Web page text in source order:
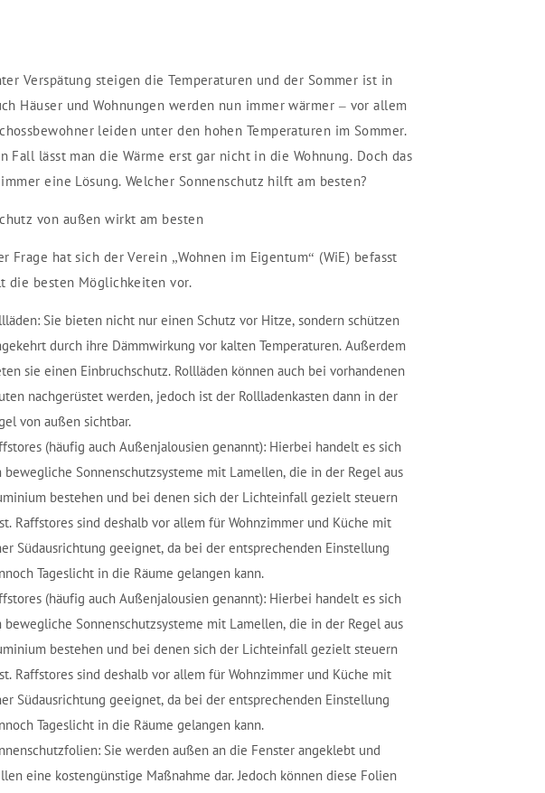
Verspätung steigen die Temperaturen und der Sommer ist in
Häuser und Wohnungen werden nun immer wärmer – vor allem
leiden unter den hohen Temperaturen im Sommer.
Fall lässt man die Wärme erst gar nicht in die Wohnung. Doch das
eine Lösung. Welcher Sonnenschutz hilft am besten?
von außen wirkt am besten
Frage hat sich der Verein „Wohnen im Eigentum“ (WiE) befasst
die besten Möglichkeiten vor.
: Sie bieten nicht nur einen Schutz vor Hitze, sondern schützen
durch ihre Dämmwirkung vor kalten Temperaturen. Außerdem
sie einen Einbruchschutz. Rollläden können auch bei vorhandenen
nachgerüstet werden, jedoch ist der Rollladenkasten dann in der
von außen sichtbar.
(häufig auch Außenjalousien genannt): Hierbei handelt es sich
bewegliche Sonnenschutzsysteme mit Lamellen, die in der Regel aus
bestehen und bei denen sich der Lichteinfall gezielt steuern
Raffstores sind deshalb vor allem für Wohnzimmer und Küche mit
Südausrichtung geeignet, da bei der entsprechenden Einstellung
Tageslicht in die Räume gelangen kann.
(häufig auch Außenjalousien genannt): Hierbei handelt es sich
bewegliche Sonnenschutzsysteme mit Lamellen, die in der Regel aus
bestehen und bei denen sich der Lichteinfall gezielt steuern
Raffstores sind deshalb vor allem für Wohnzimmer und Küche mit
Südausrichtung geeignet, da bei der entsprechenden Einstellung
Tageslicht in die Räume gelangen kann.
: Sie werden außen an die Fenster angeklebt und
eine kostengünstige Maßnahme dar. Jedoch können diese Folien